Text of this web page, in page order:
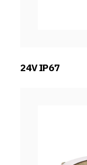
24V IP67